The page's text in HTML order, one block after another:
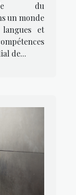
du
un monde
et
de...